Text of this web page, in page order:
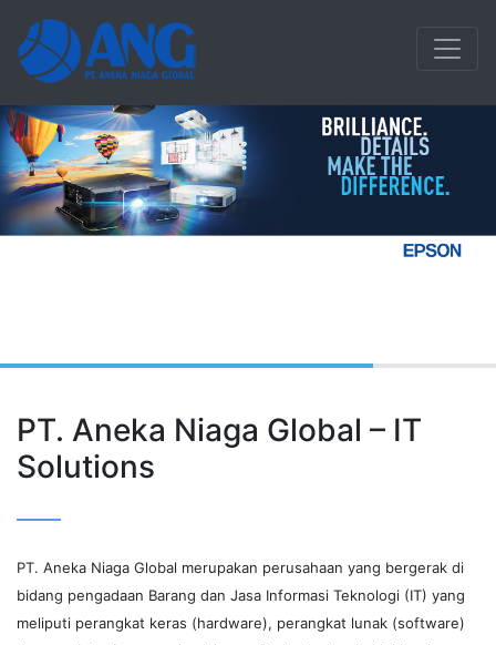
PT. Aneka Niaga Global – IT
Solutions
PT. Aneka Niaga Global merupakan perusahaan yang bergerak di
bidang pengadaan Barang dan Jasa Informasi Teknologi (IT) yang
meliputi perangkat keras (hardware), perangkat lunak (software)